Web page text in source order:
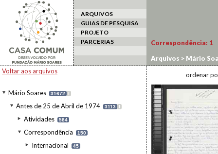
ARQUIVOS
GUIAS DE PESQUISA
PROJETO
PARCERIAS
Voltar aos arquivos
Mário Soares 31672 I
Antes de 25 de Abril de 1974 3113 I
Atividades 584
Correspondência 150
Internacional 45
Correspondência: 1
Arquivos > Mário
Maria de Lourdes
ordenar